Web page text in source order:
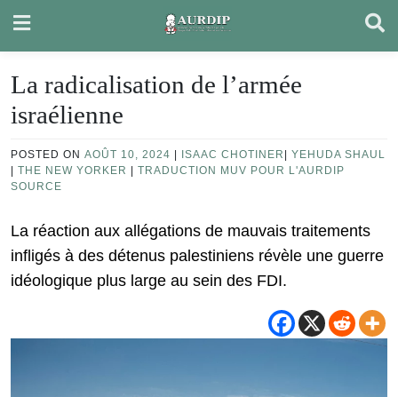
content
La radicalisation de l’armée
israélienne
POSTED ON AOÛT 10, 2024 ISAAC CHOTINER
YEHUDA SHAUL
THE NEW YORKER
TRADUCTION MUV POUR L'AURDIP
SOURCE
La réaction aux allégations de mauvais traitements
infligés à des détenus palestiniens révèle une guerre
idéologique plus large au sein des FDI.